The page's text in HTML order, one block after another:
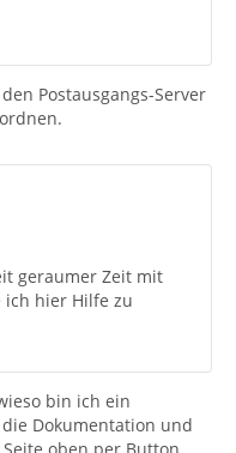
Postausgangs-Server
geraumer Zeit mit
ich hier Hilfe zu
bin ich ein
Dokumentation und